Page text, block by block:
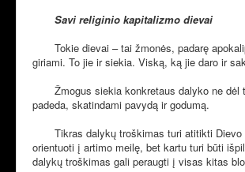
Savi religinio kapitalizmo dievai
Tokie dievai – tai žmonės, padarę
giriami. To jie ir siekia. Viską, ką jie daro ir
Žmogus siekia konkretaus dalyko ne dėl
padeda, skatindami pavydą ir godumą.
Tikras dalykų troškimas turi atitikti Dievo
orientuoti į artimo meilę, bet kartu turi būti
dalykų troškimas gali peraugti į visas kitas